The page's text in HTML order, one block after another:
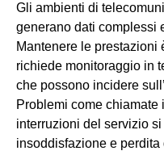
Gli ambienti di
generano dati complessi
Mantenere le prestazioni
richiede monitoraggio in
che possono incidere
Problemi come chiamate
interruzioni del servizio
insoddisfazione e